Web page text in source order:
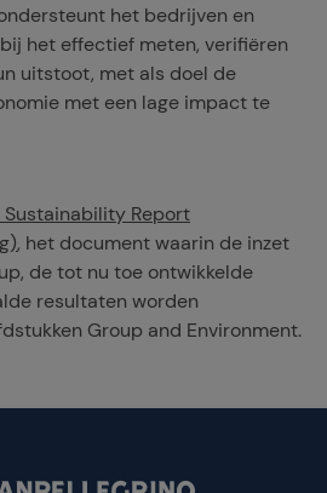
het bedrijven en
het effectief meten, verifiëren
uitstoot, met als doel de
met een lage impact te
Report
, het document waarin de inzet
de tot nu toe ontwikkelde
resultaten worden
Group and Environment.